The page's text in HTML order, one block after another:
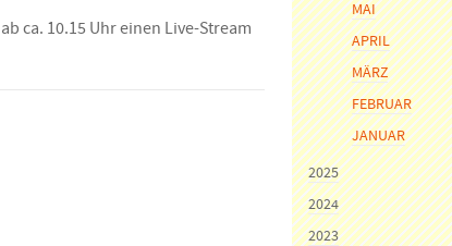
ca. 10.15 Uhr einen Live-Stream
MAI
APRIL
MÄRZ
FEBRUAR
JANUAR
2025
2024
2023